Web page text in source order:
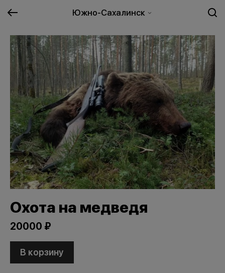
Южно-Сахалинск
Охота на медведя
20000 ₽
В корзину